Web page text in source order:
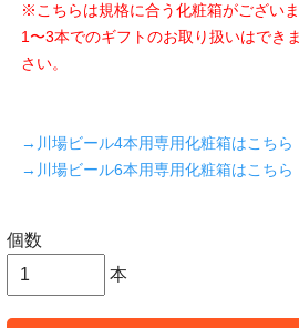
※こちらは規格に合う化粧箱がございま
1〜3本でのギフトのお取り扱いはでき
さい。
→川場ビール4本用専用化粧箱はこちら
→川場ビール6本用専用化粧箱はこちら
個数
本